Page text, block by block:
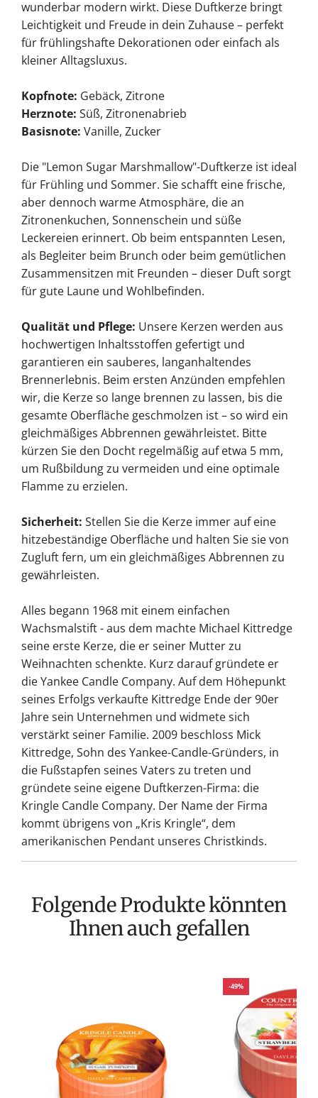
wunderbar modern wirkt. Diese Duftkerze bringt
Leichtigkeit und Freude in dein Zuhause – perfekt
für frühlingshafte Dekorationen oder einfach als
kleiner Alltagsluxus.
Kopfnote: Gebäck, Zitrone
Herznote: Süß, Zitronenabrieb
Basisnote: Vanille, Zucker
Die "Lemon Sugar Marshmallow"-Duftkerze ist ideal
für Frühling und Sommer. Sie schafft eine frische,
aber dennoch warme Atmosphäre, die an
Zitronenkuchen, Sonnenschein und süße
Leckereien erinnert. Ob beim entspannten Lesen,
als Begleiter beim Brunch oder beim gemütlichen
Zusammensitzen mit Freunden – dieser Duft sorgt
für gute Laune und Wohlbefinden.
Qualität und Pflege: Unsere Kerzen werden aus
hochwertigen Inhaltsstoffen gefertigt und
garantieren ein sauberes, langanhaltendes
Brennerlebnis. Beim ersten Anzünden empfehlen
wir, die Kerze so lange brennen zu lassen, bis die
gesamte Oberfläche geschmolzen ist – so wird ein
gleichmäßiges Abbrennen gewährleistet. Bitte
kürzen Sie den Docht regelmäßig auf etwa 5 mm,
um Rußbildung zu vermeiden und eine optimale
Flamme zu erzielen.
Sicherheit: Stellen Sie die Kerze immer auf eine
hitzebeständige Oberfläche und halten Sie sie von
Zugluft fern, um ein gleichmäßiges Abbrennen zu
gewährleisten.
Alles begann 1968 mit einem einfachen
Wachsmalstift - aus dem machte Michael Kittredge
seine erste Kerze, die er seiner Mutter zu
Weihnachten schenkte. Kurz darauf gründete er
die Yankee Candle Company. Auf dem Höhepunkt
seines Erfolgs verkaufte Kittredge Ende der 90er
Jahre sein Unternehmen und widmete sich
verstärkt seiner Familie. 2009 beschloss Mick
Kittredge, Sohn des Yankee-Candle-Gründers, in
die Fußstapfen seines Vaters zu treten und
gründete seine eigene Duftkerzen-Firma: die
Kringle Candle Company. Der Name der Firma
kommt übrigens von „Kris Kringle“, dem
amerikanischen Pendant unseres Christkinds.
Folgende Produkte könnten
Ihnen auch gefallen
-49%